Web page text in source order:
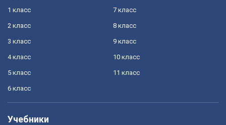
1 класс
2 класс
3 класс
4 класс
5 класс
6 класс
7 класс
8 класс
9 класс
10 класс
11 класс
Учебники